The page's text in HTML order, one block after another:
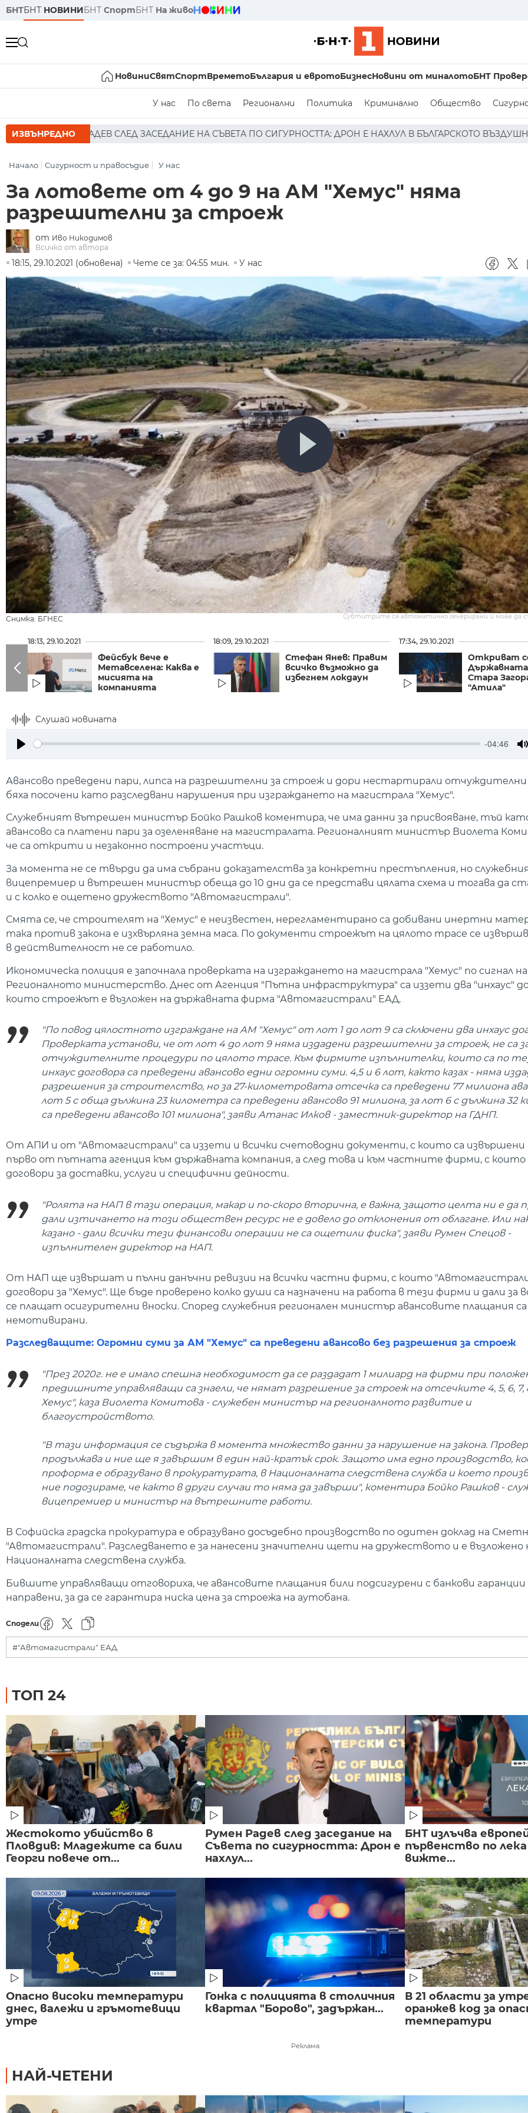
БНТБНТ НОВИНИБНТ СпортБНТ На живо
НовиниСвятСпортВреметоБългария и евротоБизнесНовини от миналотоБНТ
У нас По света Регионални Политика Криминално Общество
ИЗВЪНРЕДНО
ЗАСЕДАНИЕ НА СЪВЕТА ПО СИГУРНОСТТА: ДРОН Е НАХЛУЛ В БЪЛГАРСКОТО ВЪЗДУШНО ПРОСТРАНСТВО *
Начало Сигурност и правосъдие У нас
За лотовете от 4 до 9 на АМ "Хемус" няма
разрешителни за строеж
от Иво Никодимов
Всичко от автора
18:15, 29.10.2021 (обновена)
Чете се за: 04:55 мин. У нас
Снимка: БГНЕС Субтитрите са автоматично генерирани и може да
18:13, 29.10.2021
Фейсбук вече е
Метавселена: Каква е
мисията на
компанията
18:09, 29.10.2021
Стефан Янев: Правим
всичко възможно да
избегнем локдаун
17:34, 29.10.2021
Откриват
Държавната
Стара
"Атила"
Слушай новината
-04:46
Авансово преведени пари, липса на разрешителни за строеж и дори нестартирали отчуждителни
бяха посочени като разследвани нарушения при изграждането на магистрала "Хемус".
Служебният вътрешен министър Бойко Рашков коментира, че има данни за присвояване, тъй
авансово са платени пари за озеленяване на магистралата. Регионалният министър Виолета
че са открити и незаконно построени участъци.
За момента не се твърди да има събрани доказателства за конкретни престъпления, но
вицепремиер и вътрешен министър обеща до 10 дни да се представи цялата схема и тогава да
и с колко е ощетено дружеството "Автомагистрали".
Смята се, че строителят на "Хемус" е неизвестен, нерегламентирано са добивани инертни
така против закона е изхвърляна земна маса. По документи строежът на цялото трасе се
в действителност не се работило.
Икономическа полиция е започнала проверката на изграждането на магистрала "Хемус" по сигнал на
Регионалното министерство. Днес от Агенция "Пътна инфраструктура" са иззети два "инхаус"
които строежът е възложен на държавната фирма "Автомагистрали" ЕАД.
"По повод цялостното изграждане на АМ "Хемус" от лот 1 до лот 9 са сключени два инхаус
Проверката установи, че от лот 4 до лот 9 няма издадени разрешителни за строеж, не са
отчуждителните процедури по цялото трасе. Към фирмите изпълнителки, които са по
инхаус договора са преведени авансово едни огромни суми. 4,5 и 6 лот, както казах - няма
разрешения за строителство, но за 27-километровата отсечка са преведени 77 милиона
лот 5 с обща дължина 23 километра са преведени авансово 91 милиона, за лот 6 с дължина 32
са преведени авансово 101 милиона", заяви Атанас Илков - заместник-директор на ГДНП.
От АПИ и от "Автомагистрали" са иззети и всички счетоводни документи, с които са
първо от пътната агенция към държавната компания, а след това и към частните фирми, с които
договори за доставки, услуги и специфични дейности.
"Ролята на НАП в тази операция, макар и по-скоро вторична, е важна, защото целта ни е да
дали изтичането на този обществен ресурс не е довело до отклонения от облагане. Или
казано - дали всички тези финансови операции не са ощетили фиска", заяви Румен Спецов -
изпълнителен директор на НАП.
От НАП ще извършат и пълни данъчни ревизии на всички частни фирми, с които
договори за "Хемус". Ще бъде проверено колко души са назначени на работа в тези фирми и дали за
се плащат осигурителни вноски. Според служебния регионален министър авансовите плащания са
немотивирани.
Разследващите: Огромни суми за АМ "Хемус" са преведени авансово без разрешения за строеж
"През 2020г. не е имало спешна необходимост да се раздадат 1 милиард на фирми при
предишните управляващи са знаели, че нямат разрешение за строеж на отсечките 4, 5, 6, 7,
Хемус", каза Виолета Комитова - служебен министър на регионалното развитие и
благоустройството.
"В тази информация се съдържа в момента множество данни за нарушение на закона.
продължава и ние ще я завършим в един най-кратък срок. Защото има едно производство,
проформа е образувано в прокуратурата, в Националната следствена служба и което
ние подозираме, че както в други случаи то няма да завърши", коментира Бойко Рашков -
вицепремиер и министър на вътрешните работи.
В Софийска градска прокуратура е образувано досъдебно производство по одитен доклад на
"Автомагистрали". Разследването е за нанесени значителни щети на дружеството и е възложено
Националната следствена служба.
Бившите управляващи отговориха, че авансовите плащания били подсигурени с банкови гаранции
направени, за да се гарантира ниска цена за строежа на аутобана.
Сподели
#"Автомагистрали" ЕАД
ТОП 24
Жестокото убийство в
Пловдив: Младежите са били
Георги повече от...
Румен Радев след заседание на
Съвета по сигурността: Дрон е
нахлул...
БНТ излъчва
първенство по
вижте...
Опасно високи температури
днес, валежи и гръмотевици
утре
Гонка с полицията в столичния
квартал "Борово", задържан...
В 21 области за
оранжев код за
температури
Реклама
НАЙ-ЧЕТЕНИ